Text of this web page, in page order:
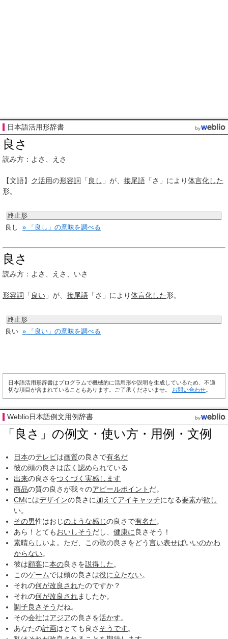
日本語活用形辞書
良さ
読み方：よさ、えさ
【文語】 ク活用の形容詞 「 良し 」が、 接尾語 「さ」により体言化した
形。
終止形
良し » 「良し」の意味を調べる
良さ
読み方：よさ、えさ、いさ
形容詞 「 良い 」が、 接尾語 「さ」により体言化した形。
終止形
良い » 「良い」の意味を調べる
日本語活用形辞書はプログラムで機械的に活用形や説明を生成しているため、不適
切な項目が含まれていることもあります。ご了承くださいませ。 お問い合わせ
Weblio日本語例文用例辞書
「良さ」の例文・使い方・用例・文例
日本のテレビは画質の良さで有名だ
彼の頭の良さは広く認められている
出来の良さをつくづく実感します
商品の質の良さが我々のアピールポイント だ。
CMにはデザインの良さに加えてアイキャッチになる要素が欲し
い。
その男性はおじのような感じの良さで有名だ。
あら！とてもおいしそう だし、健康に 良さそう！
素晴らしいよ。ただ、この歌の良さをどう言い表せばいいのかわ
からない。
彼は顧客に本の良さを説得した 。
このゲームでは頭の良さは役に立たない。
それの何が改良されたのですか？
それの何が改良されましたか。
調子良さそう だね。
その会社はアジアの良さを活かす。
あなたの計画はとても良さ そうです。